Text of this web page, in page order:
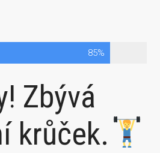
85%
Zbývá
krůček.